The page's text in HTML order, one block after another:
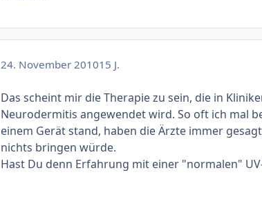
24. November 201015 J.
Das scheint mir die Therapie zu sein, die in
Neurodermitis angewendet wird. So oft ich mal
einem Gerät stand, haben die Ärzte immer
nichts bringen würde.
Hast Du denn Erfahrung mit einer "normalen"